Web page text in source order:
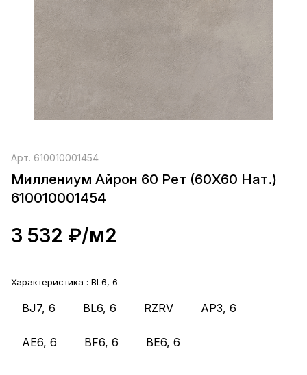
Арт. 610010001454
Миллениум Айрон 60 Рет (60X60 Нат.)
610010001454
3 532 ₽/м2
Характеристика : BL6, 6
BJ7, 6 BL6, 6 RZRV AP3, 6
AE6, 6 BF6, 6 BE6, 6